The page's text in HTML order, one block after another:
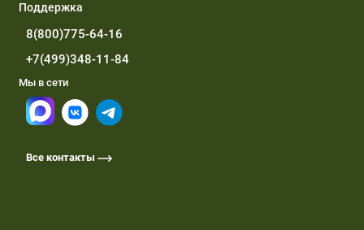
Поддержка
8(800)775-64-16
+7(499)348-11-84
Мы в сети
Все контакты